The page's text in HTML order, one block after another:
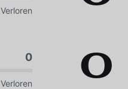
Verloren
0
Verloren 0